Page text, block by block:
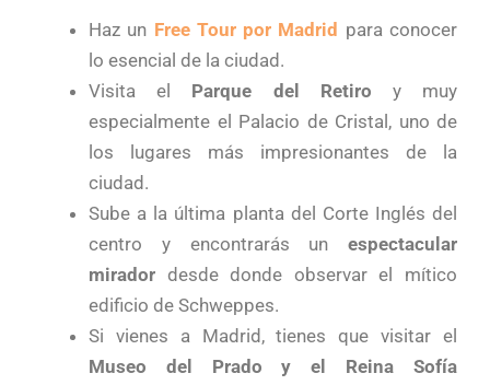
Haz un Free Tour por Madrid para conocer
lo esencial de la ciudad.
Visita el Parque del Retiro y muy
especialmente el Palacio de Cristal, uno de
los lugares más impresionantes de la
ciudad.
Sube a la última planta del Corte Inglés del
centro y encontrarás un espectacular
mirador desde donde observar el mítico
edificio de Schweppes.
Si vienes a Madrid, tienes que visitar el
Museo del Prado y el Reina Sofía